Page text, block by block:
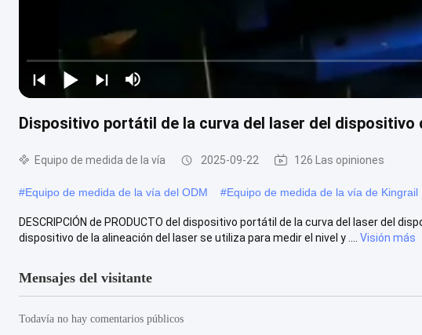
Dispositivo portátil de la curva del laser del dispositivo
Equipo de medida de la vía 2025-09-22 126 Las opiniones
#Equipo de medida de la vía del ODM #Equipo de medida de la vía de Kingrail
DESCRIPCIÓN de PRODUCTO del dispositivo portátil de la curva del laser del
dispositivo de la alineación del laser se utiliza para medir el nivel y ....
Visión más
Mensajes del visitante
Todavía no hay comentarios públicos